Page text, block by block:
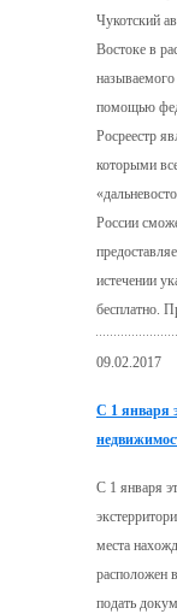
Чукотский
Востоке в
помощью
Росреестр
которыми
России
истечении
бесплатно.
09.02.2017
С 1 января
С 1 января
места
расположен
подать